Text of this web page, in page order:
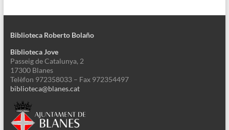
Biblioteca Roberto Bolaño
Biblioteca Jove
Passeig de Catalunya, 2
17300 Blanes
Telèfon 972358033 – Fax 972354497
biblioteca@blanes.cat